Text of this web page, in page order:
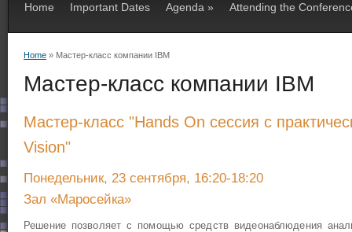
Home Important Dates Agenda » Attending the
Home » Мастер-класс компании IBM
Мастер-класс компании IBM
Мастер-класс "Hands On сессия с
Vision"
Понедельник, 23 сентября, 16:20-18:20
Зал «Маросейка»
Решение позволяет с помощью средств видеонаблюдения